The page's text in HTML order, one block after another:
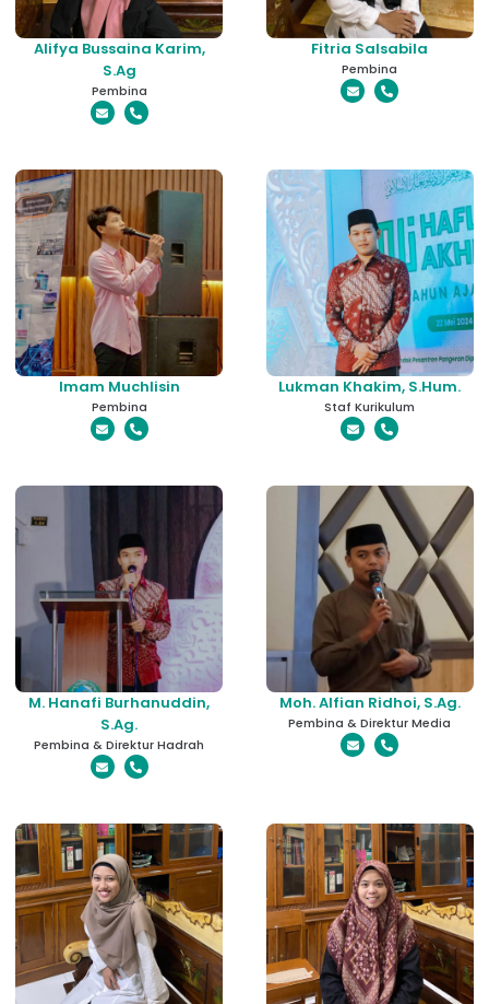
Alifya Bussaina Karim,
S.Ag
Pembina
Fitria Salsabila
Pembina
Imam Muchlisin
Pembina
Lukman Khakim, S.Hum.
Staf Kurikulum
M. Hanafi Burhanuddin,
S.Ag.
Pembina & Direktur Hadrah
Moh. Alfian Ridhoi, S.Ag.
Pembina & Direktur Media